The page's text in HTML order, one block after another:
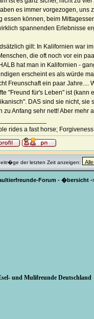
es immer vorgezogen, uns
essen können, beim
spannenden Erlebnisse
gilt: In Kalifornien war
die oft noch vor ein
hat man in Kalifornien -
erscheint es als würde
Freunschaft ein paar Jahre....
"Freund für's Leben" ist (kann
DAS sind sie nicht, sie
zu Anfang sehr nett! Aber mehr
rides a fast horse;
der letzten Zeit anzeigen:
Forum - �bersicht -
und Mulifreunde Deutschland